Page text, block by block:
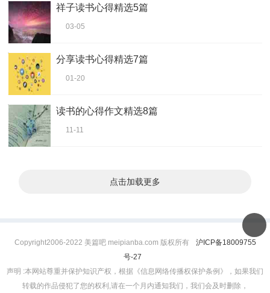
祥子读书心得精选5篇
03-05
分享读书心得精选7篇
01-20
读书的心得作文精选8篇
11-11
点击加载更多
Copyright2006-2022 美篇吧 meipianba.com 版权所有
沪ICP备18009755
号-27
声明 :本网站尊重并保护知识产权，根据《信息网络传播权保护条例》，如果我们
转载的作品侵犯了您的权利,请在一个月内通知我们，我们会及时删除，